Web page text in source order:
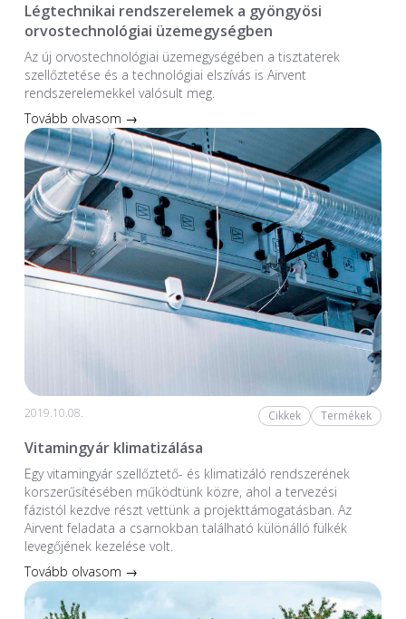
Légtechnikai rendszerelemek a gyöngyösi
orvostechnológiai üzemegységben
Az új orvostechnológiai üzem­egységében a tiszta­terek
szellőztetése és a technológiai elszívás is Airvent
rendszerelemekkel valósult meg.
Tovább olvasom →
2019.10.08. Cikkek Termékek
Vitamingyár klimatizálása
Egy vitamingyár szellőztető- és klimatizáló rendszerének
korszerűsítésében működtünk közre, ahol a tervezési
fázistól kezdve részt vettünk a projekttámogatásban. Az
Airvent feladata a csarnokban található különálló fülkék
levegőjének kezelése volt.
Tovább olvasom →